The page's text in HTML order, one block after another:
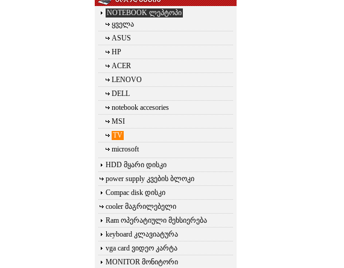
NOTEBOOK ლეპტოპი
ყველა
ASUS
HP
ACER
LENOVO
DELL
notebook accesories
MSI
TV
microsoft
HDD მყარი დისკი
power supply კვების ბლოკი
Compac disk დისკი
cooler მაგრილებელი
Ram ოპერატიული მეხსიერება
keyboard კლავიატურა
vga card ვიდეო კარტა
MONITOR მონიტორი